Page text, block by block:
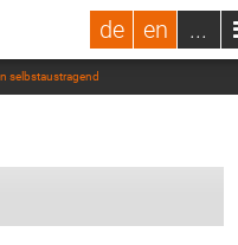
de en ...
selbstaustragend